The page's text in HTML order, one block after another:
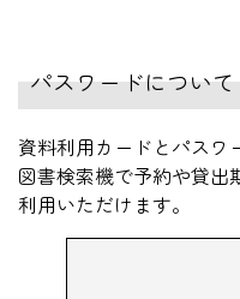
パスワードについて
資料利用カードとパスワ
図書検索機で予約や貸出
利用いただけます。